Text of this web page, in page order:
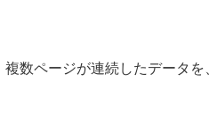
数ページが連続したデータ